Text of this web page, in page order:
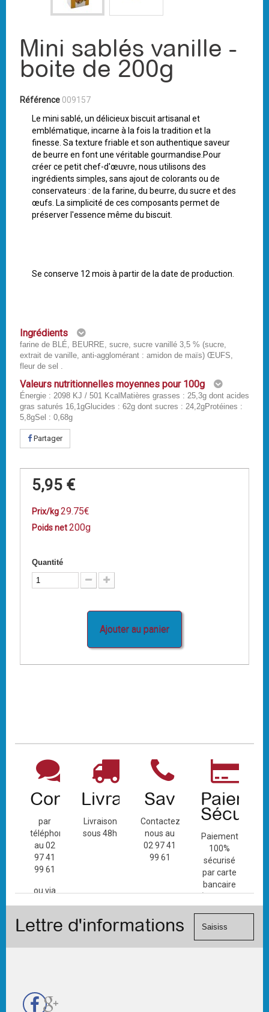
Mini sablés vanille -
boite de 200g
Référence 009157
Le mini sablé, un délicieux biscuit artisanal et
emblématique, incarne à la fois la tradition et la
finesse. Sa texture friable et son authentique saveur
de beurre en font une véritable gourmandise.Pour
créer ce petit chef-d'œuvre, nous utilisons des
ingrédients simples, sans ajout de colorants ou de
conservateurs : de la farine, du beurre, du sucre et des
œufs. La simplicité de ces composants permet de
préserver l'essence même du biscuit.
Se conserve 12 mois à partir de la date de production.
Ingrédients
farine de BLÉ, BEURRE, sucre, sucre vanillé 3,5 % (sucre,
extrait de vanille, anti-agglomérant : amidon de maïs) ŒUFS,
fleur de sel .
Valeurs nutritionnelles moyennes pour 100g
Énergie : 2098 KJ / 501 KcalMatières grasses : 25,3g dont acides
gras saturés 16,1gGlucides : 62g dont sucres : 24,2gProtéines :
5,8gSel : 0,68g
Partager
5,95 €
Prix/kg29.75€
Poids net200g
Quantité
Ajouter au panier
Contact
par
téléphone
au 02
97 41
99 61
ou via
de
Livraison
Livraison
sous 48h
Sav
Contactez-
nous au
02 97 41
99 61
Paiement
100%
sécurisé
par carte
bancaire
(Mastercard,
Visa, ...) et
Lettre d'informations